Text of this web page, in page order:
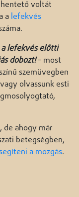
voltát
a lefekvés
lefekvéselőtti
dobozt!– most
szemüvegben
olvassunk esti
ahogy már
betegségben,
a mozgás.